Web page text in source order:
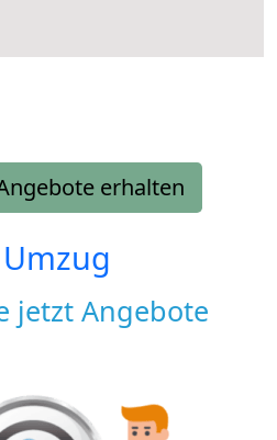
erhalten
jetzt Angebote